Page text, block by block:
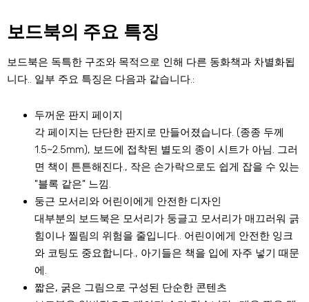
보드북의 주요 특징
보드북은 독특한 구조와 목적으로 인해 다른 동화책과 차별화됩
니다.. 일부 주요 특징은 다음과 같습니다.:
두꺼운 판지 페이지
각 페이지는 단단한 판지로 만들어졌습니다. (종종 두께
1.5~2.5mm), 보드에 접착된 별도의 종이 시트가 아님. 그러
면 책이 튼튼해진다., 작은 손가락으로도 쉽게 잡을 수 있는
"블록 같은" 느낌.
둥근 모서리와 어린이에게 안전한 디자인
대부분의 보드북은 모서리가 둥글고 모서리가 매끄러워 긁
힘이나 찔림의 위험을 줄입니다.. 어린이에게 안전한 잉크
와 코팅도 중요합니다., 아기들은 책을 입에 자주 넣기 때문
에.
짧은, 굵은 그림으로 구성된 단순한 콘텐츠